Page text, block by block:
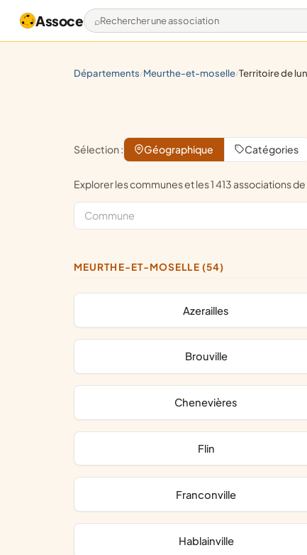
Assoce Rechercher une association
départements/ meurthe-et-moselle/ territoire de
Sélection : Géographique Catégories
Explorer les communes et les 1 413 associations
MEURTHE-ET-MOSELLE (54)
Azerailles
Brouville
Chenevières
Flin
Franconville
Hablainville